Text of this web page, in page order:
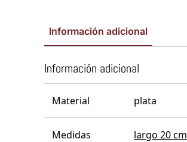
Información adicional
Información adicional
Material plata
Medidas largo 20 cm